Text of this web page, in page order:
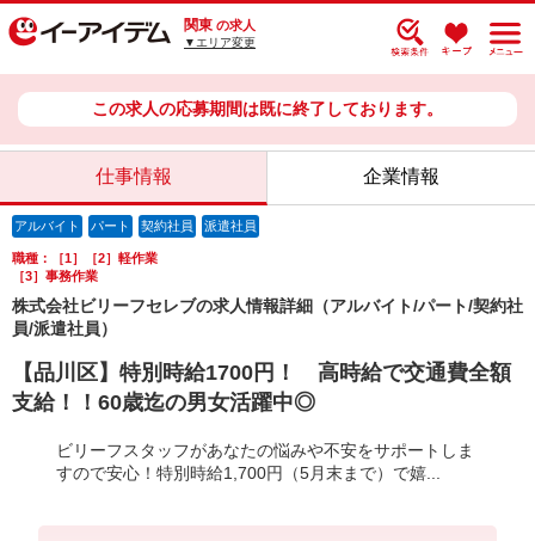
関東 の求人
▼エリア変更
この求人の応募期間は既に終了しております。
仕事情報 企業情報
アルバイト パート 契約社員 派遣社員
職種：［1］［2］軽作業
［3］事務作業
株式会社ビリーフセレブの求人情報詳細（アルバイト/パート/契約社
員/派遣社員）
【品川区】特別時給1700円！ 高時給で交通費全額
支給！！60歳迄の男女活躍中◎
ビリーフスタッフがあなたの悩みや不安をサポートしま
すので安心！特別時給1,700円（5月末まで）で嬉...